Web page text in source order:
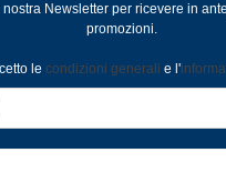
nostra Newsletter per ricevere in
promozioni.
le condizioni generali e l'